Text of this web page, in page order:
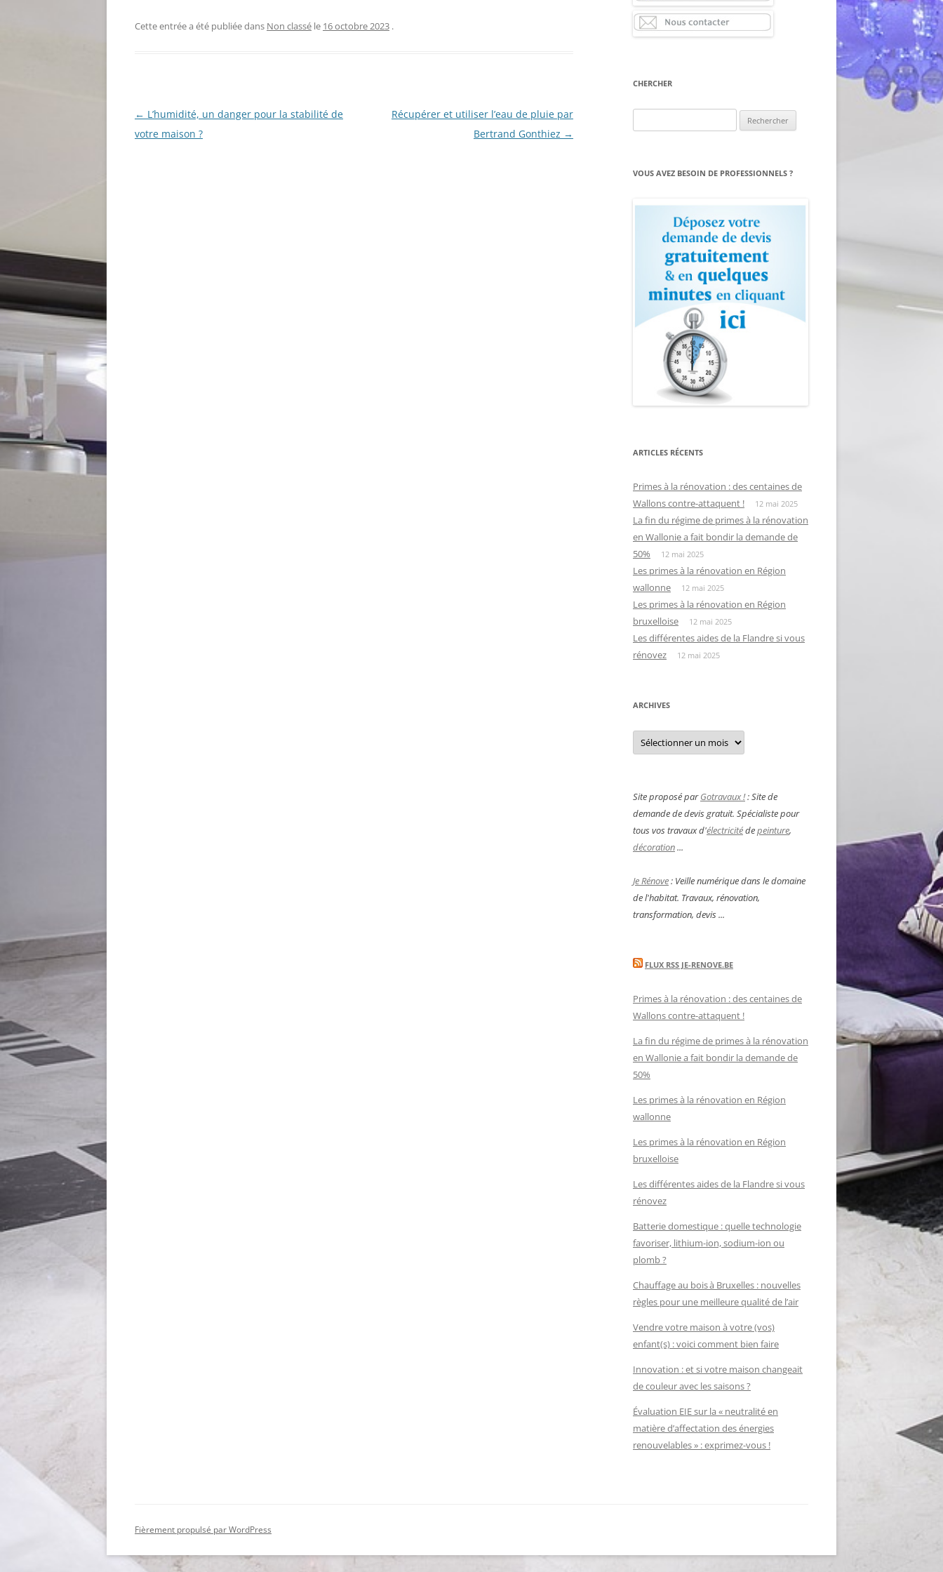
Cette entrée a été publiée dans Non classé le 16 octobre 2023 .
Navigation
des
← L’humidité, un danger pour la stabilité de
votre maison ?
Récupérer et utiliser l’eau de pluie par
Bertrand Gonthiez →
CHERCHER
VOUS AVEZ BESOIN DE PROFESSIONNELS ?
ARTICLES RÉCENTS
Primes à la rénovation : des centaines de
Wallons contre-attaquent !
12 mai 2025
La fin du régime de primes à la rénovation
en Wallonie a fait bondir la demande de
50%
12 mai 2025
Les primes à la rénovation en Région
wallonne
12 mai 2025
Les primes à la rénovation en Région
bruxelloise
12 mai 2025
Les différentes aides de la Flandre si vous
rénovez
12 mai 2025
ARCHIVES
Archives
Site proposé parGotravaux !: Site de
demande de devis gratuit. Spécialiste pour
tous vos travaux d'électricitédepeinture,
décoration...
Je Rénove: Veille numérique dans le domaine
de l'habitat. Travaux, rénovation,
transformation, devis ...
FLUX RSS JE-RENOVE.BE
Primes à la rénovation : des centaines de
Wallons contre-attaquent !
La fin du régime de primes à la rénovation
en Wallonie a fait bondir la demande de
50%
Les primes à la rénovation en Région
wallonne
Les primes à la rénovation en Région
bruxelloise
Les différentes aides de la Flandre si vous
rénovez
Batterie domestique : quelle technologie
favoriser, lithium-ion, sodium-ion ou
plomb ?
Chauffage au bois à Bruxelles : nouvelles
règles pour une meilleure qualité de l’air
Vendre votre maison à votre (vos)
enfant(s) : voici comment bien faire
Innovation : et si votre maison changeait
de couleur avec les saisons ?
Évaluation EIE sur la « neutralité en
matière d’affectation des énergies
renouvelables » : exprimez-vous !
Fièrement propulsé par WordPress